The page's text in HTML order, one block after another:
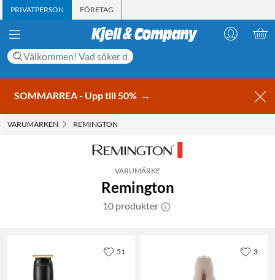
PRIVATPERSON FÖRETAG
SOMMARREA - Upp till 50% →
VARUMÄRKEN REMINGTON
VARUMÄRKE
Remington
10 produkter
51 3